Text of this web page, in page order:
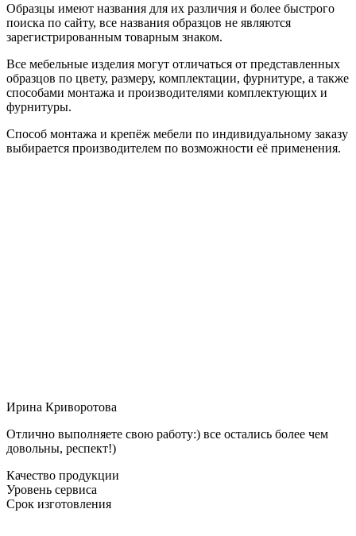
Образцы имеют названия для их различия и более быстрого
поиска по сайту, все названия образцов не являются
зарегистрированным товарным знаком.
Все мебельные изделия могут отличаться от представленных
образцов по цвету, размеру, комплектации, фурнитуре, а также
способами монтажа и производителями комплектующих и
фурнитуры.
Способ монтажа и крепёж мебели по индивидуальному заказу
выбирается производителем по возможности её применения.
Ирина Криворотова
Отлично выполняете свою работу:) все остались более чем
довольны, респект!)
Качество продукции
Уровень сервиса
Срок изготовления